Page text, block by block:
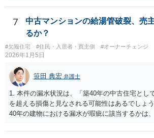
とにはなります。 また、建物は旦那さんも２分
なっていますが、 遺産分割未了のまま旦那さん
者様がその２分の１の分を相続することになり
る建物の相続問題が２０年以上未解決である理
が、 まずはその点をはっきりさせた方がよさそ
する回答は以上ですが、可能であれば、ご依頼
お近くの弁護士に直接相談されて、今後の対応
求めることをおすすめいたします。 ご参考にし
です。
7
中古マンションの給湯管破裂、売
るか？
#欠陥住宅 #住民・入居者・買主側 #オーナーチェンジ
2026年1月5日
笹田 典宏 弁護士
1. 本件の漏水状況は、「築40年の中古住宅とし
を超える損傷と見なされる可能性はあるでしょ
40年の建物における漏水が瑕疵に該当するかは
ば、通常生じうる事象であるとも考えられます